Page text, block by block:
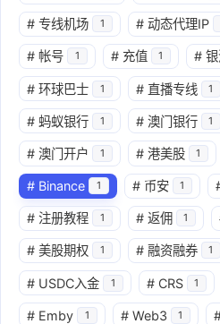
# 专线机场 1 # 动态代理IP
# 帐号 1 # 充值 1 #
# 环球巴士 1 # 直播专线 1
# 蚂蚁银行 1 # 澳门银行 1
# 澳门开户 1 # 港美股 1
# Binance 1 # 币安 1
# 注册教程 1 # 返佣 1
# 美股期权 1 # 融资融券 1
# USDC入金 1 # CRS 1
# Emby 1 # Web3 1